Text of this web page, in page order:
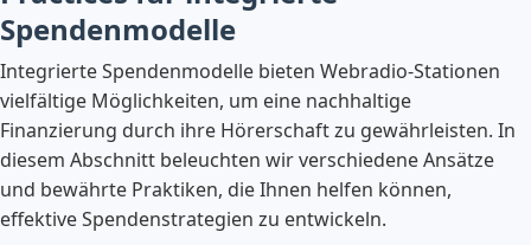
Spendenmodelle
Integrierte Spendenmodelle bieten Webradio-Stationen
vielfältige Möglichkeiten, um eine nachhaltige
Finanzierung durch ihre Hörerschaft zu gewährleisten. In
diesem Abschnitt beleuchten wir verschiedene Ansätze
und bewährte Praktiken, die Ihnen helfen können,
effektive Spendenstrategien zu entwickeln.